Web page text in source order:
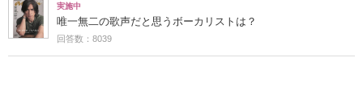
実施中
唯一無二の歌声だと思うボーカリストは？
回答数：8039